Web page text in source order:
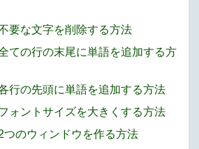
要な文字を削除する方法
ての行の末尾に単語を追加する方
行の先頭に単語を追加する方法
ォントサイズを大きくする方法
つのウィンドウを作る方法